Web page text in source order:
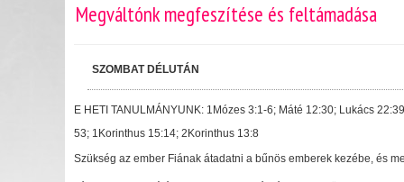
Megváltónk megfeszítése és feltámadása
SZOMBAT DÉLUTÁN
E HETI TANULMÁNYUNK: 1Mózes 3:1-6; Máté 12:30; Lukács
53; 1Korinthus 15:14; 2Korinthus 13:8
Szükség az ember Fiának átadatni a bűnös emberek kezébe, és